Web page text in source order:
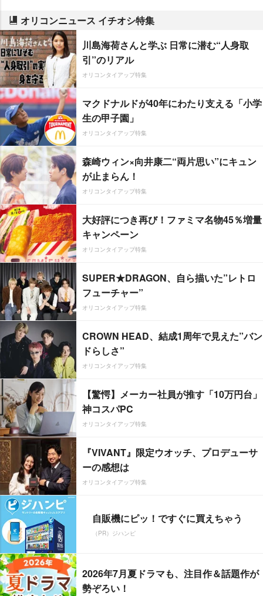
オリコンニュース イチオシ特集
川島海荷さんと学ぶ 日常に潜む“人身取
引”のリアル
オリコンタイアップ特集
マクドナルドが40年にわたり支える「小学
生の甲子園」
オリコンタイアップ特集
森崎ウィン×向井康二“両片思い”にキュン
が止まらん！
オリコンタイアップ特集
大好評につき再び！ファミマ名物45％増量
キャンペーン
オリコンタイアップ特集
SUPER★DRAGON、自ら描いた”レトロ
フューチャー”
オリコンタイアップ特集
CROWN HEAD、結成1周年で見えた”バン
ドらしさ”
オリコンタイアップ特集
【驚愕】メーカー社員が推す「10万円台」
神コスパPC
オリコンタイアップ特集
『VIVANT』限定ウオッチ、プロデューサ
ーの感想は
オリコンタイアップ特集
自販機にピッ！ですぐに買えちゃう
（PR）ジハンピ
2026年7月夏ドラマも、注目作＆話題作が
勢ぞろい！